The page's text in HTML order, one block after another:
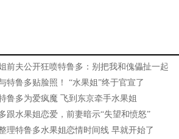
前夫公开狂喷特鲁多：别把我和傀儡扯一起
特鲁多贴脸照！ “水果姐”终于官宣了
鲁多为爱疯魔 飞到东京牵手水果姐
跟水果姐恋爱，前妻暗示“失望和愤怒”
理特鲁多水果姐恋情时间线 早就开始了